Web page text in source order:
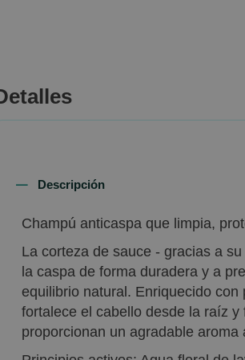
Descripción
Champú anticaspa que limpia,
La corteza de sauce - gracias a
la caspa de forma duradera y a
equilibrio natural. Enriquecido
fortalece el cabello desde la raíz
proporcionan un agradable aroma